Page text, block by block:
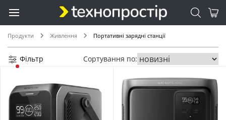
Продукти Живлення Портативні зарядні станції
Фільтр Сортування по: